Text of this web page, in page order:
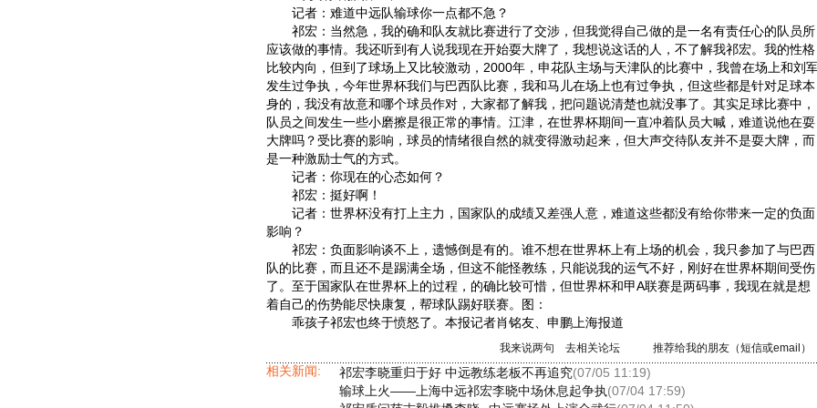
记者：难道中远队输球你一点都不急？
祁宏：当然急，我的确和队友就比赛进行了交涉，但我觉得自己做的是一名有责任心的队员所
应该做的事情。我还听到有人说我现在开始耍大牌了，我想说这话的人，不了解我祁宏。我的性格
比较内向，但到了球场上又比较激动，2000年，申花队主场与天津队的比赛中，我曾在场上和刘
发生过争执，今年世界杯我们与巴西队比赛，我和马儿在场上也有过争执，但这些都是针对足球本
身的，我没有故意和哪个球员作对，大家都了解我，把问题说清楚也就没事了。其实足球比赛中，
队员之间发生一些小磨擦是很正常的事情。江津，在世界杯期间一直冲着队员大喊，难道说他在耍
大牌吗？受比赛的影响，球员的情绪很自然的就变得激动起来，但大声交待队友并不是耍大牌，而
是一种激励士气的方式。
记者：你现在的心态如何？
祁宏：挺好啊！
记者：世界杯没有打上主力，国家队的成绩又差强人意，难道这些都没有给你带来一定的负面
影响？
祁宏：负面影响谈不上，遗憾倒是有的。谁不想在世界杯上有上场的机会，我只参加了与巴西
队的比赛，而且还不是踢满全场，但这不能怪教练，只能说我的运气不好，刚好在世界杯期间受伤
了。至于国家队在世界杯上的过程，的确比较可惜，但世界杯和甲A联赛是两码事，我现在就是想
着自己的伤势能尽快康复，帮球队踢好联赛。图：
乖孩子祁宏也终于愤怒了。本报记者肖铭友、申鹏上海报道
我来说两句 去相关论坛 推荐给我的朋友（短信或email）
相关新闻: 祁宏李晓重归于好 中远教练老板不再追究(07/05 11:19)
输球上火——上海中远祁宏李晓中场休息起争执(07/04 17:59)